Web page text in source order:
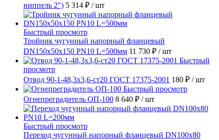
ниппель 2") 5 314 ₽ / шт
Быстрый просмотр
Тройник чугунный напорный фланцевый
DN150х50х150 PN10 L=500мм 11 730 ₽ / шт
Быстрый
просмотр
Отвод 90-1-48,3х3,6-ст20 ГОСТ 17375-2001 180 ₽ / шт
Быстрый просмотр
Огнепреградитель ОП-100 8 640 ₽ / шт
Быстрый просмотр
Переход чугунный напорный фланцевый DN100х80